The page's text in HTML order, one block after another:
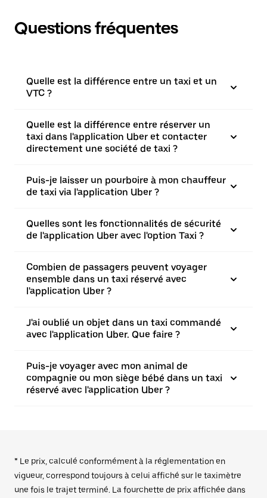
Questions fréquentes
Quelle est la différence entre un taxi et un
VTC ?
Quelle est la différence entre réserver un
taxi dans l'application Uber et contacter
directement une société de taxi ?
Puis-je laisser un pourboire à mon chauffeur
de taxi via l'application Uber ?
Quelles sont les fonctionnalités de sécurité
de l'application Uber avec l'option Taxi ?
Combien de passagers peuvent voyager
ensemble dans un taxi réservé avec
l'application Uber ?
J'ai oublié un objet dans un taxi commandé
avec l'application Uber. Que faire ?
Puis-je voyager avec mon animal de
compagnie ou mon siège bébé dans un taxi
réservé avec l'application Uber ?
* Le prix, calculé conformément à la réglementation en
vigueur, correspond toujours à celui affiché sur le taximètre
une fois le trajet terminé. La fourchette de prix affichée dans